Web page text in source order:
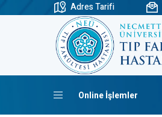
Adres Tarifi
Online İşlemler